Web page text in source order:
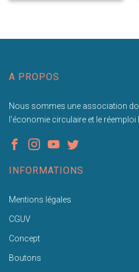
A PROPOS
Nous sommes une association
l'économie circulaire et le
INFORMATIONS
Mentions légales
CGUV
Concept
Boutons